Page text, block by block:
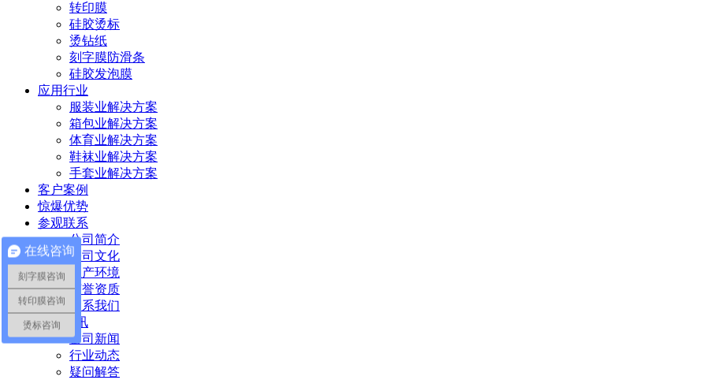
转印膜
硅胶烫标
烫钻纸
刻字膜防滑条
硅胶发泡膜
应用行业
服装业解决方案
箱包业解决方案
体育业解决方案
鞋袜业解决方案
手套业解决方案
客户案例
惊爆优势
参观联系
公司简介
公司文化
生产环境
荣誉资质
联系我们
新闻资讯
公司新闻
行业动态
疑问解答
在线咨询
刻字膜咨询
转印膜咨询
烫标咨询